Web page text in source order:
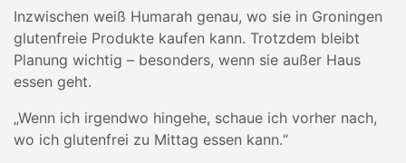
Inzwischen weiß Humarah genau, wo sie in Groningen
glutenfreie Produkte kaufen kann. Trotzdem bleibt
Planung wichtig – besonders, wenn sie außer Haus
essen geht.
„Wenn ich irgendwo hingehe, schaue ich vorher nach,
wo ich glutenfrei zu Mittag essen kann.“